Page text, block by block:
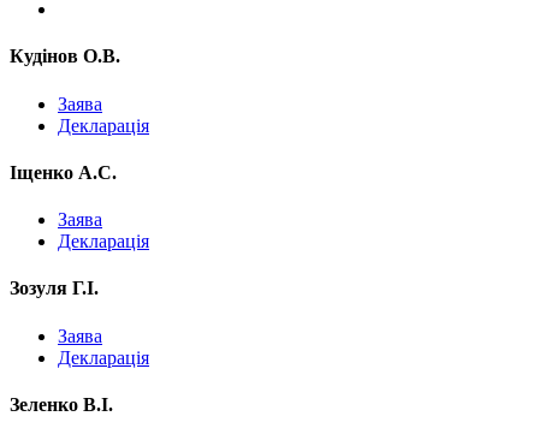
Кудінов О.В.
Заява
Декларація
Іщенко А.С.
Заява
Декларація
Зозуля Г.І.
Заява
Декларація
Зеленко В.І.